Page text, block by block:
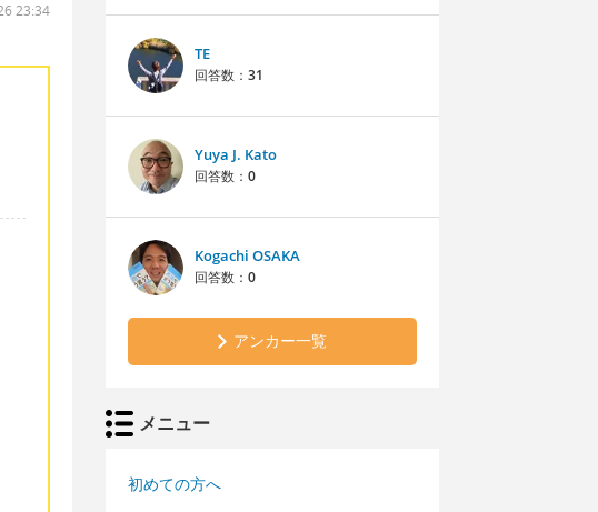
23:34
TE
回答数： 31
Yuya J. Kato
回答数： 0
Kogachi OSAKA
回答数： 0
アンカー一覧
メニュー
初めての方へ